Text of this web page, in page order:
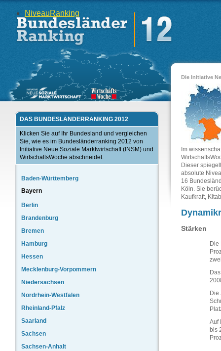
NiveauRanking
DAS BUNDESLÄNDERRANKING 2012
Klicken Sie auf Ihr Bundesland und vergleichen
Sie, wie es im Bundesländerranking 2012 von
Initiative Neue Soziale Marktwirtschaft (INSM) und
WirtschaftsWoche abschneidet.
Baden-Württemberg
Bayern
Berlin
Brandenburg
Bremen
Hamburg
Hessen
Mecklenburg-Vorpommern
Niedersachsen
Nordrhein-Westfalen
Rheinland-Pfalz
Saarland
Sachsen
Sachsen-Anhalt
Die Initiative
Im
Dieser
absolute
16
Köln. Sie
Kaufkraft,
Stärken
Die
Die
Auf
bis